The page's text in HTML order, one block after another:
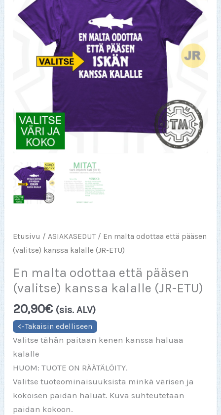
Etusivu /ASIAKASEDUT/ En malta odottaa että pääsen
(valitse) kanssa kalalle (JR-ETU)
En malta odottaa että pääsen
(valitse) kanssa kalalle (JR-ETU)
20,90€ (sis. ALV)
Valitse tähän paitaan kenen kanssa haluaa
kalalle
HUOM: TUOTE ON RÄÄTÄLÖITY.
Valitse tuoteominaisuuksista minkä värisen ja
kokoisen paidan haluat. Kuva suhteutetaan
paidan kokoon.